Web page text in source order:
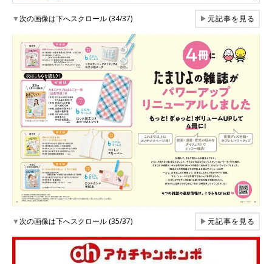
▼次の画像は下へスクロール (34/37) ▶元記事を見る
▼次の画像は下へスクロール (35/37) ▶元記事を見る